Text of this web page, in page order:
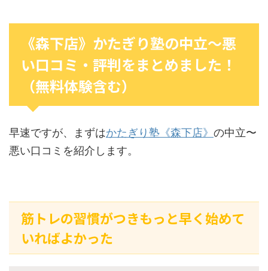
《森下店》かたぎり塾の中立〜悪
い口コミ・評判をまとめました！
（無料体験含む）
早速ですが、まずはかたぎり塾《森下店》 の中立〜
悪い口コミを紹介します。
筋トレの習慣がつきもっと早く始めて
いればよかった